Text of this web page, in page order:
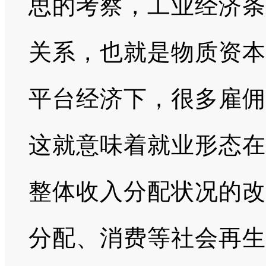
思的考察，工业经济
关系，也就是物质资
平台经济下，很多雇
这就意味着就业形态
整体收入分配状况的
分配、消费等社会再